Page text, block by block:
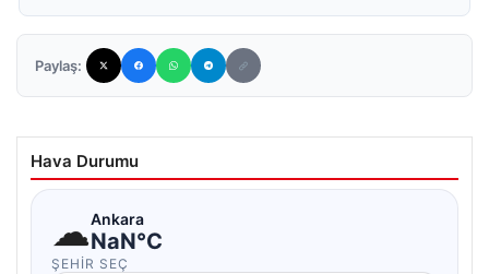
Paylaş:
Hava Durumu
☁Ankara
NaN°C
ŞEHIR SEÇ